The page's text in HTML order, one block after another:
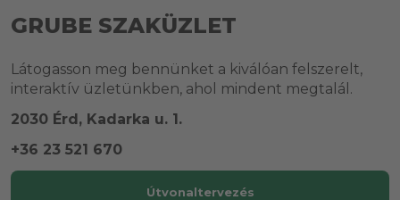
GRUBE SZAKÜZLET
Látogasson meg bennünket a kiválóan felszerelt,
interaktív üzletünkben, ahol mindent megtalál.
2030 Érd, Kadarka u. 1.
+36 23 521 670
Útvonaltervezés